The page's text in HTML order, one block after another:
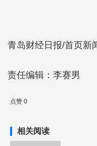
青岛财经日报/首页新
责任编辑：李赛男
点赞 0
相关阅读